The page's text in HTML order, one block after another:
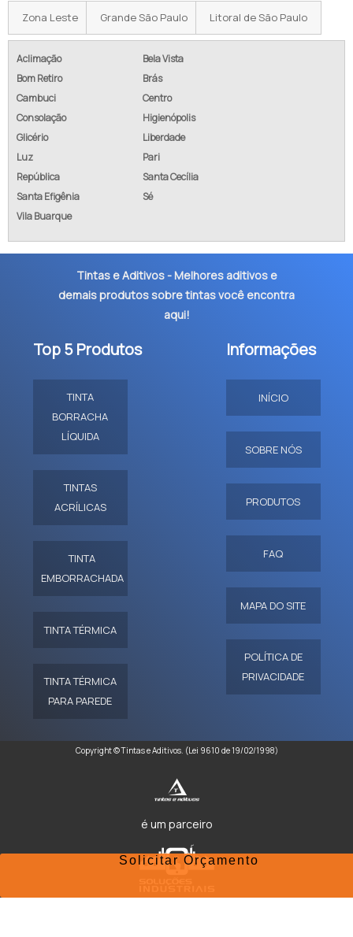
Solicitar Orçamento
Zona Leste Grande São Paulo Litoral de São Paulo
Aclimação
Bela Vista
Bom Retiro
Brás
Cambuci
Centro
Consolação
Higienópolis
Glicério
Liberdade
Luz
Pari
República
Santa Cecília
Santa Efigênia
Sé
Vila Buarque
Tintas e Aditivos - Melhores aditivos e
demais produtos sobre tintas você encontra
aqui!
Top 5 Produtos
TINTA
BORRACHA
LÍQUIDA
TINTAS
ACRÍLICAS
TINTA
EMBORRACHADA
TINTA TÉRMICA
TINTA TÉRMICA
PARA PAREDE
Informações
INÍCIO
SOBRE NÓS
PRODUTOS
FAQ
MAPA DO SITE
POLÍTICA DE
PRIVACIDADE
Copyright © Tintas e Aditivos. (Lei 9610 de 19/02/1998)
é um parceiro